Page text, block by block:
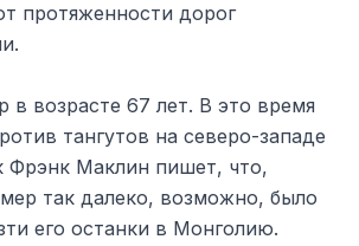
протяженности дорог
в возрасте 67 лет. В это время
тангутов на северо-западе
Фрэнк Маклин пишет, что,
так далеко, возможно, было
его останки в Монголию.